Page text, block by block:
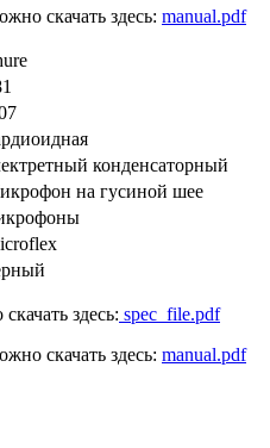
скачать здесь: manual.pdf
конденсаторный
на гусиной шее
здесь: spec_file.pdf
скачать здесь: manual.pdf